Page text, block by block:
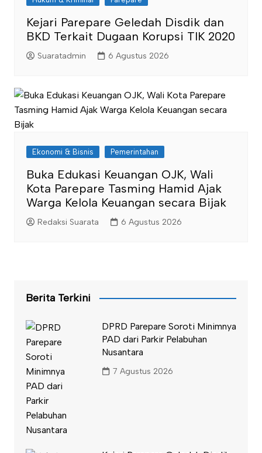
Kejari Parepare Geledah Disdik dan
BKD Terkait Dugaan Korupsi TIK 2020
Suaratadmin 6 Agustus 2026
Ekonomi & Bisnis Pemerintahan
Buka Edukasi Keuangan OJK, Wali
Kota Parepare Tasming Hamid Ajak
Warga Kelola Keuangan secara Bijak
Redaksi Suarata 6 Agustus 2026
Berita Terkini
DPRD Parepare Soroti Minimnya
PAD dari Parkir Pelabuhan
Nusantara
7 Agustus 2026